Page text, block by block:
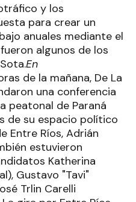
y los
para crear un
anuales mediante el
algunos de los
En
de la mañana, De La
una conferencia
peatonal de Paraná
de su espacio político
Entre Ríos, Adrián
estuvieron
Katherina
Gustavo "Tavi"
Trlin Carelli